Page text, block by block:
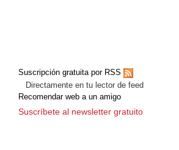
Suscripción gratuita por RSS
Directamente en tu lector de feed
Recomendar web a un amigo
Suscríbete al newsletter gratuito